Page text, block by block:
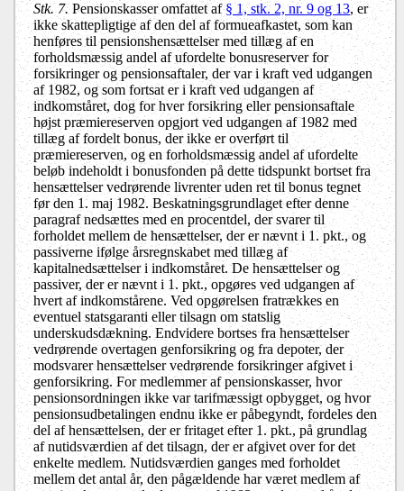
Stk. 7.Pensionskasser omfattet af§ 1, stk. 2, nr. 9 og 13, er
ikke skattepligtige af den del af formueafkastet, som kan
henføres til pensionshensættelser med tillæg af en
forholdsmæssig andel af ufordelte bonusreserver for
forsikringer og pensionsaftaler, der var i kraft ved udgangen
af 1982, og som fortsat er i kraft ved udgangen af
indkomståret, dog for hver forsikring eller pensionsaftale
højst præmiereserven opgjort ved udgangen af 1982 med
tillæg af fordelt bonus, der ikke er overført til
præmiereserven, og en forholdsmæssig andel af ufordelte
beløb indeholdt i bonusfonden på dette tidspunkt bortset fra
hensættelser vedrørende livrenter uden ret til bonus tegnet
før den 1. maj 1982. Beskatningsgrundlaget efter denne
paragraf nedsættes med en procentdel, der svarer til
forholdet mellem de hensættelser, der er nævnt i 1. pkt., og
passiverne ifølge årsregnskabet med tillæg af
kapitalnedsættelser i indkomståret. De hensættelser og
passiver, der er nævnt i 1. pkt., opgøres ved udgangen af
hvert af indkomstårene. Ved opgørelsen fratrækkes en
eventuel statsgaranti eller tilsagn om statslig
underskudsdækning. Endvidere bortses fra hensættelser
vedrørende overtagen genforsikring og fra depoter, der
modsvarer hensættelser vedrørende forsikringer afgivet i
genforsikring. For medlemmer af pensionskasser, hvor
pensionsordningen ikke var tarifmæssigt opbygget, og hvor
pensionsudbetalingen endnu ikke er påbegyndt, fordeles den
del af hensættelsen, der er fritaget efter 1. pkt., på grundlag
af nutidsværdien af det tilsagn, der er afgivet over for det
enkelte medlem. Nutidsværdien ganges med forholdet
mellem det antal år, den pågældende har været medlem af